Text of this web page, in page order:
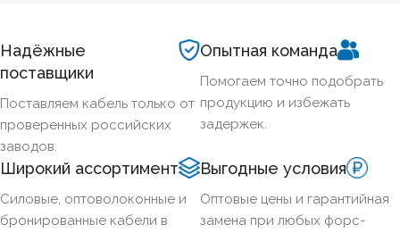
Надёжные
поставщики
Поставляем кабель только от
проверенных российских
заводов.
Опытная команда
Помогаем точно подобрать
продукцию и избежать
задержек.
Широкий ассортимент
Силовые, оптоволоконные и
бронированные кабели в
Выгодные условия
Оптовые цены и гарантийная
замена при любых форс-